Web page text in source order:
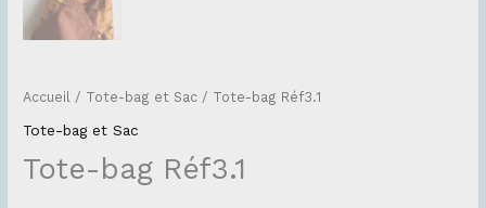
Accueil / Tote-bag et Sac / Tote-bag Réf3.1
Tote-bag et Sac
Tote-bag Réf3.1